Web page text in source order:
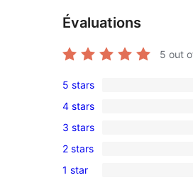
Évaluations
5 out
4
5-
star
reviews
5 stars
0
4-
star
reviews
4 stars
0
3-
star
3 stars
0
2-
2 stars
0
1 star